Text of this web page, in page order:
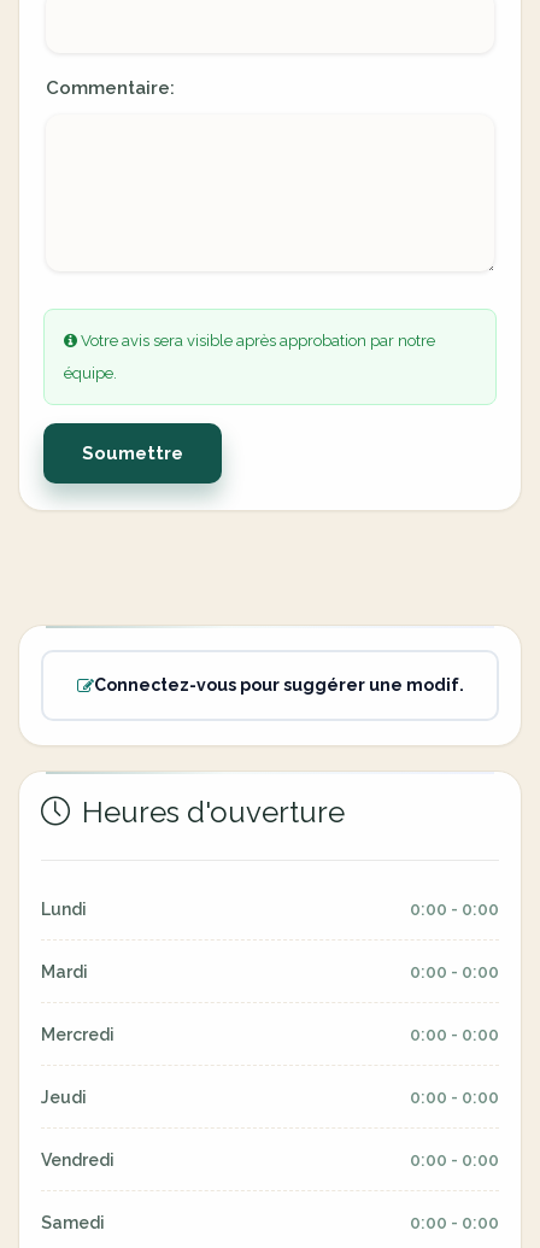
Commentaire:
Votre avis sera visible après approbation par notre
équipe.
Soumettre
Connectez-vous pour suggérer une modif.
Heures d'ouverture
Lundi 0:00 - 0:00
Mardi 0:00 - 0:00
Mercredi 0:00 - 0:00
Jeudi 0:00 - 0:00
Vendredi 0:00 - 0:00
Samedi 0:00 - 0:00